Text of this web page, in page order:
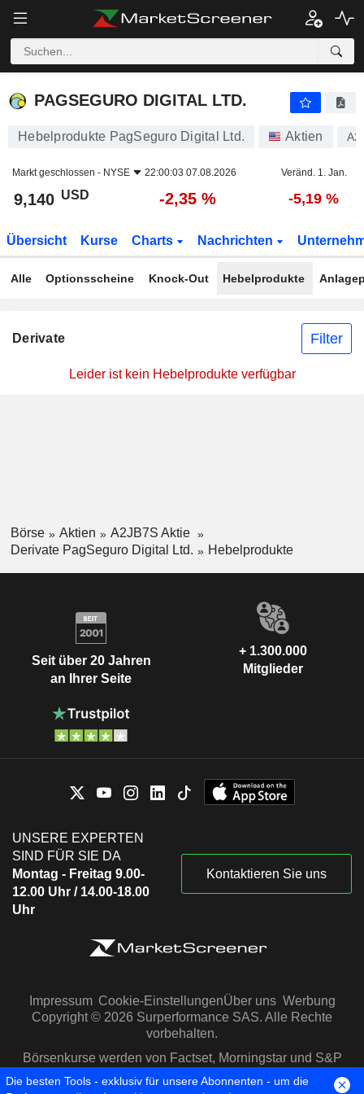
PAGSEGURO DIGITAL LTD.
PAGSEGURO DIGITAL LTD.
Hebelprodukte PagSeguro Digital Ltd. Aktien
Markt geschlossen - NYSE 22:00:03 07.08.2026 Veränd. 1. Jan.
9,140 USD -2,35 % -5,19 %
Übersicht Kurse Charts Nachrichten
Alle Optionsscheine Knock-Out Hebelprodukte
Derivate Filter
Leider ist kein Hebelprodukte verfügbar
Börse Aktien
A2JB7S Aktie
Derivate PagSeguro Digital Ltd.
Hebelprodukte
Seit über 20 Jahren
an Ihrer Seite
+ 1.300.000
Mitglieder
UNSERE EXPERTEN
SIND FÜR SIE DA
Montag - Freitag 9.00-
12.00 Uhr / 14.00-18.00
Uhr
Kontaktieren Sie uns
Impressum Cookie-EinstellungenÜber uns Werbung
Copyright © 2026 Surperformance SAS. Alle Rechte
vorbehalten.
Börsenkurse werden von Factset, Morningstar und S&P
Capital IQ zur Verfügung gestellt
Die besten Tools - exklusiv für unsere Abonnenten - um die